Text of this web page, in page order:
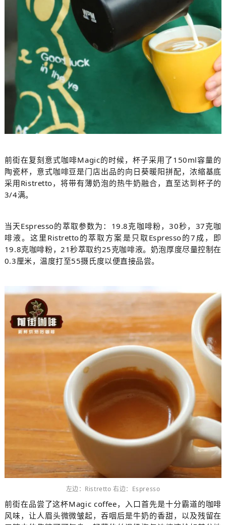
前街在复刻意式咖啡Magic的时候，杯子采用了150ml容量的
陶瓷杯，意式咖啡豆是门店出品的向日葵暖阳拼配，浓缩基底
采用Ristretto，将带有薄奶泡的热牛奶融合，直至达到杯子的
3/4满。
当天Espresso的萃取参数为：19.8克咖啡粉，30秒，37克咖
啡液。这里Ristretto的萃取方案是只取Espresso的7成，即
19.8克咖啡粉，21秒萃取约25克咖啡液。奶泡厚度尽量控制在
0.3厘米，温度打至55摄氏度以便直接品尝。
左边： Ristretto 右边： Espresso
前街在品尝了这杯Magic coffee，
入口首先是十分霸道的咖啡
风味，让人眉头微微皱起，吞咽后是牛奶的香甜，以及残留在